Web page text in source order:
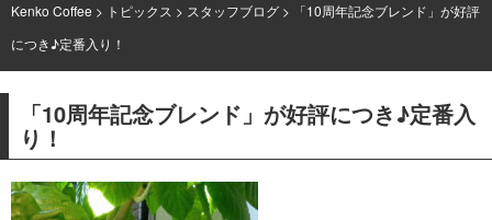
Kenko Coffee > トピックス > スタッフブログ > 「10周年記念ブレンド」が好評
につき♪定番入り！
「10周年記念ブレンド」が好評につき♪定番入
り！